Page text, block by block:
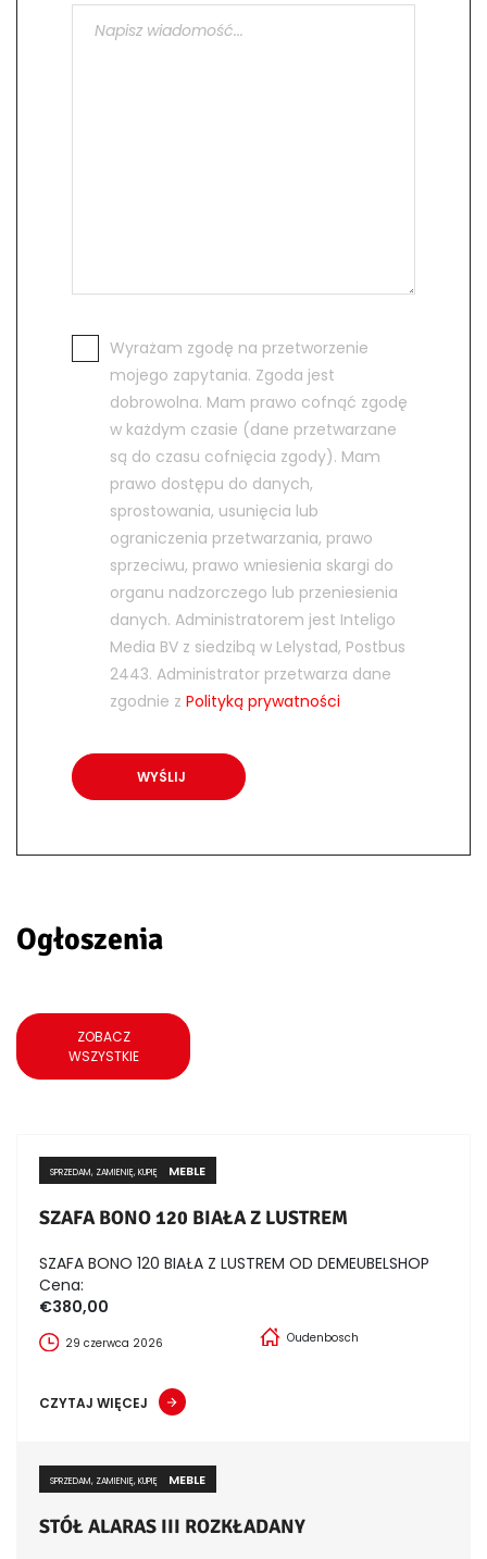
Wyrażam zgodę na przetworzenie
mojego zapytania. Zgoda jest
dobrowolna. Mam prawo cofnąć zgodę
w każdym czasie (dane przetwarzane
są do czasu cofnięcia zgody). Mam
prawo dostępu do danych,
sprostowania, usunięcia lub
ograniczenia przetwarzania, prawo
sprzeciwu, prawo wniesienia skargi do
organu nadzorczego lub przeniesienia
danych. Administratorem jest Inteligo
Media BV z siedzibą w Lelystad, Postbus
2443. Administrator przetwarza dane
zgodnie z Polityką prywatności
Ogłoszenia
ZOBACZ
WSZYSTKIE
SPRZEDAM, ZAMIENIĘ, KUPIĘ MEBLE
SZAFA BONO 120 BIAŁA Z LUSTREM
SZAFA BONO 120 BIAŁA Z LUSTREM OD DEMEUBELSHOP
Cena:
€380,00
29 czerwca 2026 Oudenbosch
CZYTAJ WIĘCEJ
SPRZEDAM, ZAMIENIĘ, KUPIĘ MEBLE
STÓŁ ALARAS III ROZKŁADANY